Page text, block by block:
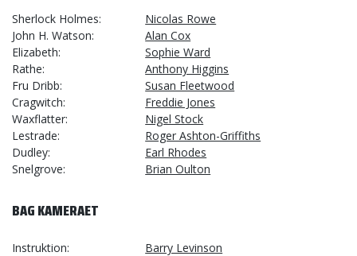
Sherlock Holmes
Nicolas Rowe
John H. Watson
Alan Cox
Elizabeth
Sophie Ward
Rathe
Anthony Higgins
Fru Dribb
Susan Fleetwood
Cragwitch
Freddie Jones
Waxflatter
Nigel Stock
Lestrade
Roger Ashton-Griffiths
Dudley
Earl Rhodes
Snelgrove
Brian Oulton
BAG KAMERAET
Instruktion
Barry Levinson